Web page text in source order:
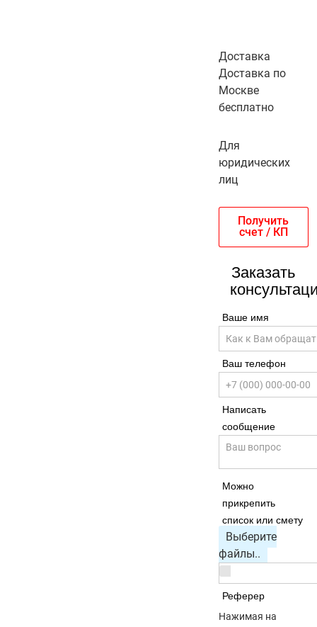
Доставка
Доставка по
Москве
бесплатно
Для
юридических
лиц
Получить
счет / КП
Заказать
Ваше имя
Ваш телефон
Написать
сообщение
Можно
прикрепить
список или смету
Выберите
файлы..
Реферер
Нажимая на